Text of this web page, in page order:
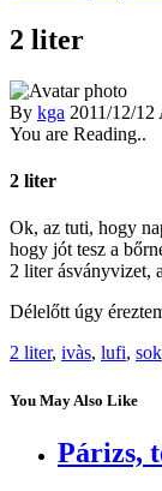
2 liter
By kga 2011/12/12
You are Reading..
2 liter
Ok, az tuti, hogy
hogy jót tesz a
2 liter ásványvizet,
Délelőtt úgy
2 liter, ivàs, lufi, sok
You May Also Like
Párizs,